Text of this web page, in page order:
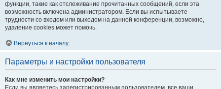
функции, такие как отслеживание прочитанных сообщений, если эта
возможность включена администратором. Если вы испытываете
трудности со входом или выходом на данной конференции, возможно,
удаление cookies может помочь.
Вернуться к началу
Параметры и настройки пользователя
Как мне изменить мои настройки?
Если вы являетесь зарегистрированным пользователем, все ваши